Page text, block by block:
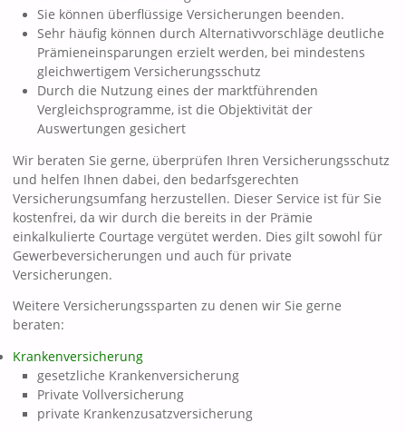
Sie können überflüssige Versicherungen beenden.
Sehr häufig können durch Alternativvorschläge deutliche
Prämieneinsparungen erzielt werden, bei mindestens
gleichwertigem Versicherungsschutz
Durch die Nutzung eines der marktführenden
Vergleichsprogramme, ist die Objektivität der
Auswertungen gesichert
Wir beraten Sie gerne, überprüfen Ihren Versicherungsschutz
und helfen Ihnen dabei, den bedarfsgerechten
Versicherungsumfang herzustellen. Dieser Service ist für Sie
kostenfrei, da wir durch die bereits in der Prämie
einkalkulierte Courtage vergütet werden. Dies gilt sowohl für
Gewerbeversicherungen und auch für private
Versicherungen.
Weitere Versicherungssparten zu denen wir Sie gerne
beraten:
Krankenversicherung
gesetzliche Krankenversicherung
Private Vollversicherung
private Krankenzusatzversicherung